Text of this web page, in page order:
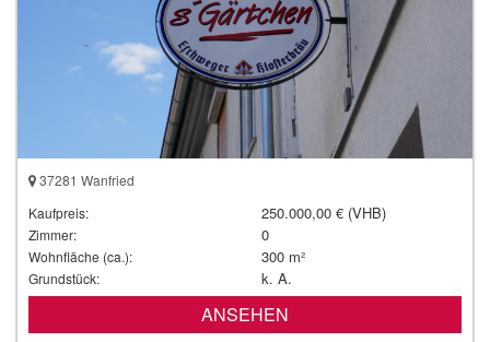
37281 Wanfried
Kaufpreis:
250.000,00 € (VHB)
Zimmer: 0
Wohnfläche (ca.): 300 m²
Grundstück: k. A.
ANSEHEN